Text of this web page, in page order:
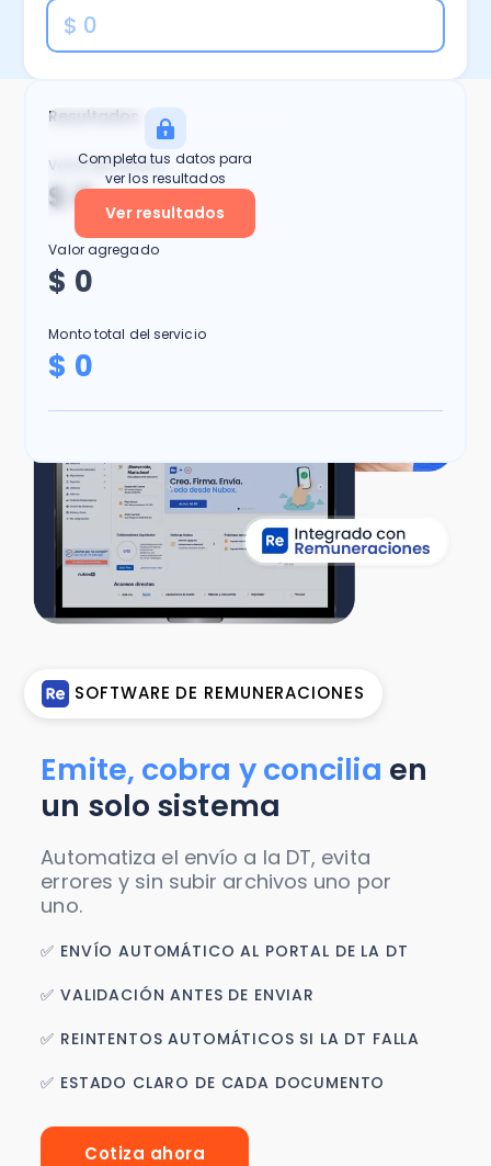
Completa tus datos para
ver los resultados
Ver resultados
Resultados
Valor del servicio
$ 0
Valor agregado
$ 0
Monto total del servicio
$ 0
SOFTWARE DE REMUNERACIONES
Emite, cobra y concilia en
un solo sistema
Automatiza el envío a la DT, evita
errores y sin subir archivos uno por
uno.
✅ ENVÍO AUTOMÁTICO AL PORTAL DE LA DT
✅ VALIDACIÓN ANTES DE ENVIAR
✅ REINTENTOS AUTOMÁTICOS SI LA DT FALLA
✅ ESTADO CLARO DE CADA DOCUMENTO
Cotiza ahora